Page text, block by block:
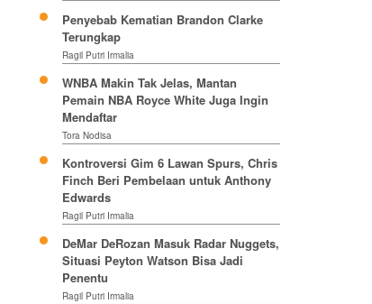
Penyebab Kematian Brandon Clarke
Terungkap
Ragil Putri Irmalia
WNBA Makin Tak Jelas, Mantan
Pemain NBA Royce White Juga Ingin
Mendaftar
Tora Nodisa
Kontroversi Gim 6 Lawan Spurs, Chris
Finch Beri Pembelaan untuk Anthony
Edwards
Ragil Putri Irmalia
DeMar DeRozan Masuk Radar Nuggets,
Situasi Peyton Watson Bisa Jadi
Penentu
Ragil Putri Irmalia